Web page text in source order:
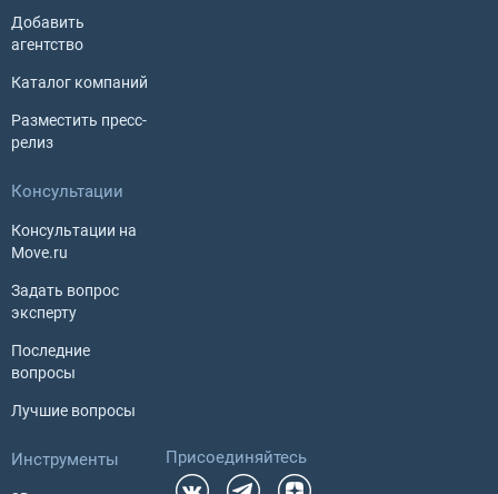
Добавить
агентство
Каталог компаний
Разместить пресс-
релиз
Консультации
Консультации на
Move.ru
Задать вопрос
эксперту
Последние
вопросы
Лучшие вопросы
Инструменты Присоединяйтесь